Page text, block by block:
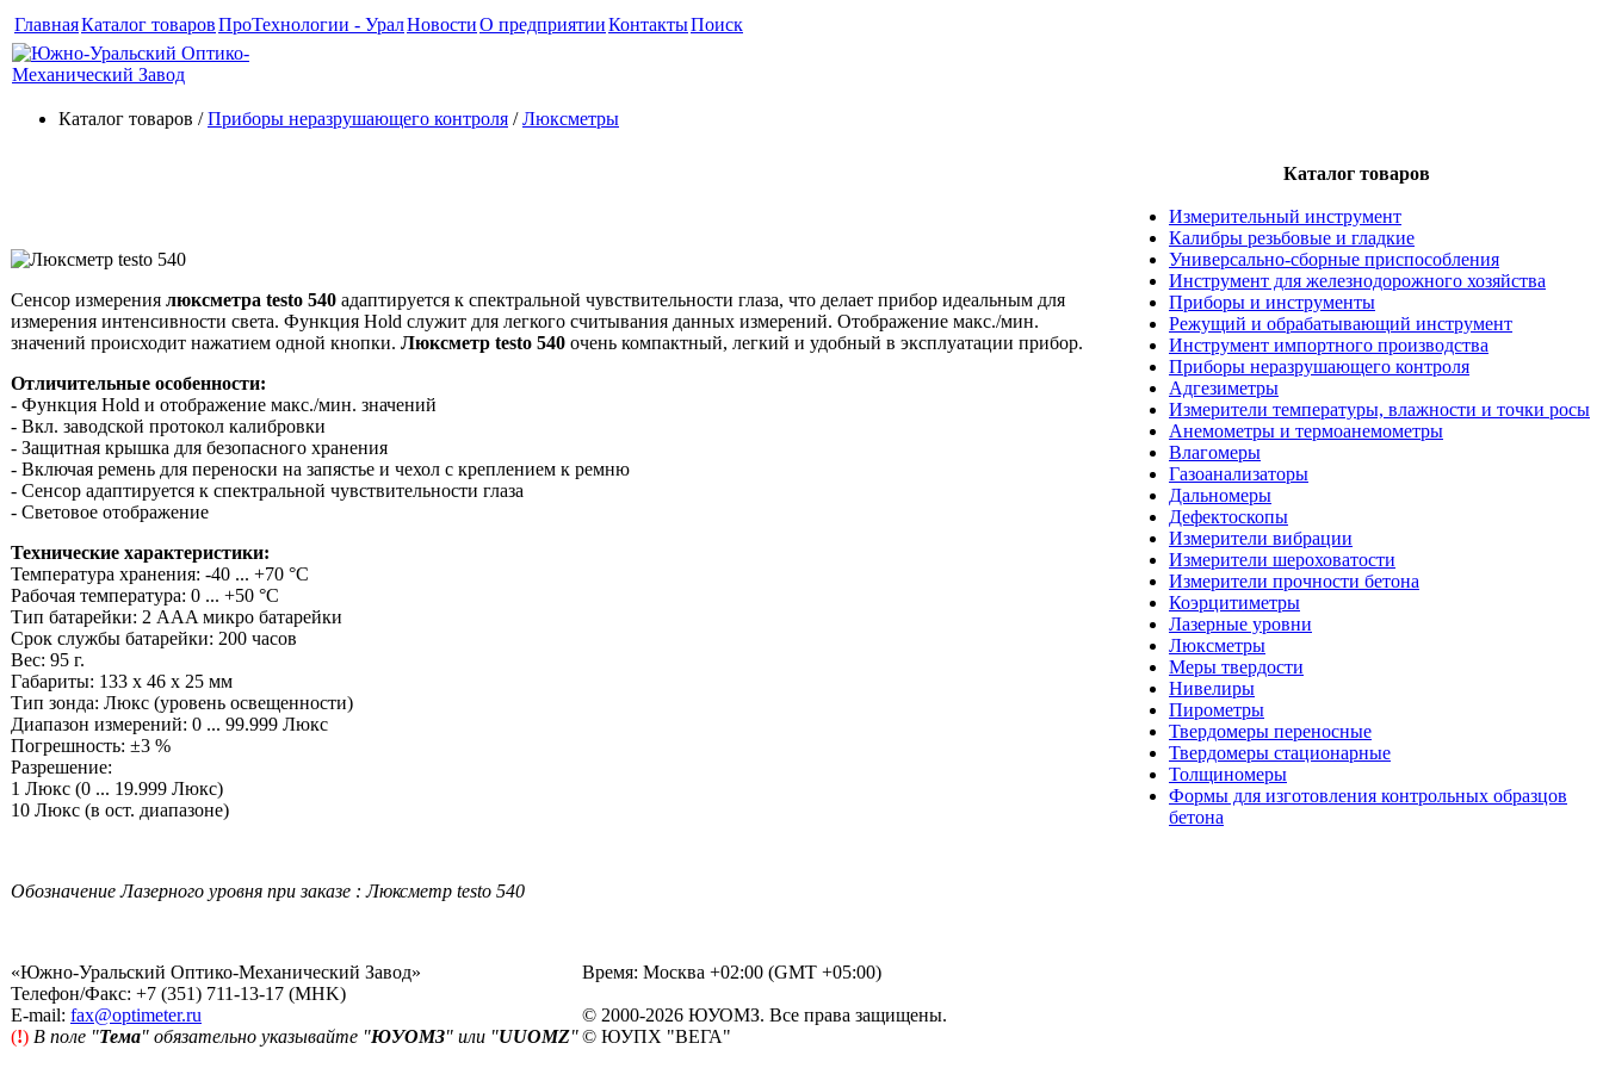
ГлавнаяКаталог товаровПроТехнологии - УралНовостиО предприятииКонтактыПоиск
Каталог товаров /Приборы неразрушающего контроля /Люксметры
Сенсор измерения люксметра testo 540 адаптируется к спектральной чувствительности глаза, что делает прибор идеальным для
измерения интенсивности света. Функция Hold служит для легкого считывания данных измерений. Отображение макс./мин.
значений происходит нажатием одной кнопки. Люксметр testo 540 очень компактный, легкий и удобный в эксплуатации прибор.
Отличительные особенности:
- Функция Hold и отображение макс./мин. значений
- Вкл. заводской протокол калибровки
- Защитная крышка для безопасного хранения
- Включая ремень для переноски на запястье и чехол с креплением к ремню
- Сенсор адаптируется к спектральной чувствительности глаза
- Световое отображение
Технические характеристики:
Температура хранения: -40 ... +70 °C
Рабочая температура: 0 ... +50 °C
Тип батарейки: 2 AAA микро батарейки
Срок службы батарейки: 200 часов
Вес: 95 г.
Габариты: 133 x 46 x 25 мм
Тип зонда: Люкс (уровень освещенности)
Диапазон измерений: 0 ... 99.999 Люкс
Погрешность: ±3 %
Разрешение:
1 Люкс (0 ... 19.999 Люкс)
10 Люкс (в ост. диапазоне)
Обозначение Лазерного уровня при заказе : Люксметр testo 540
Каталог товаров
Измерительный инструмент
Калибры резьбовые и гладкие
Универсально-сборные приспособления
Инструмент для железнодорожного хозяйства
Приборы и инструменты
Режущий и обрабатывающий инструмент
Инструмент импортного производства
Приборы неразрушающего контроля
Адгезиметры
Измерители температуры, влажности и точки росы
Анемометры и термоанемометры
Влагомеры
Газоанализаторы
Дальномеры
Дефектоскопы
Измерители вибрации
Измерители шероховатости
Измерители прочности бетона
Коэрцитиметры
Лазерные уровни
Люксметры
Меры твердости
Нивелиры
Пирометры
Твердомеры переносные
Твердомеры стационарные
Толщиномеры
Формы для изготовления контрольных образцов
бетона
«Южно-Уральский Оптико-Механический Завод»
Телефон/Факс: +7 (351) 711-13-17 (MHK)
Е-mail: fax@optimeter.ru
(!) В поле "Тема" обязательно указывайте "ЮУОМЗ" или "UUOMZ"
Время: Москва +02:00 (GMT +05:00)
© 2000-2026 ЮУОМЗ. Все права защищены.
© ЮУПХ "ВЕГА"